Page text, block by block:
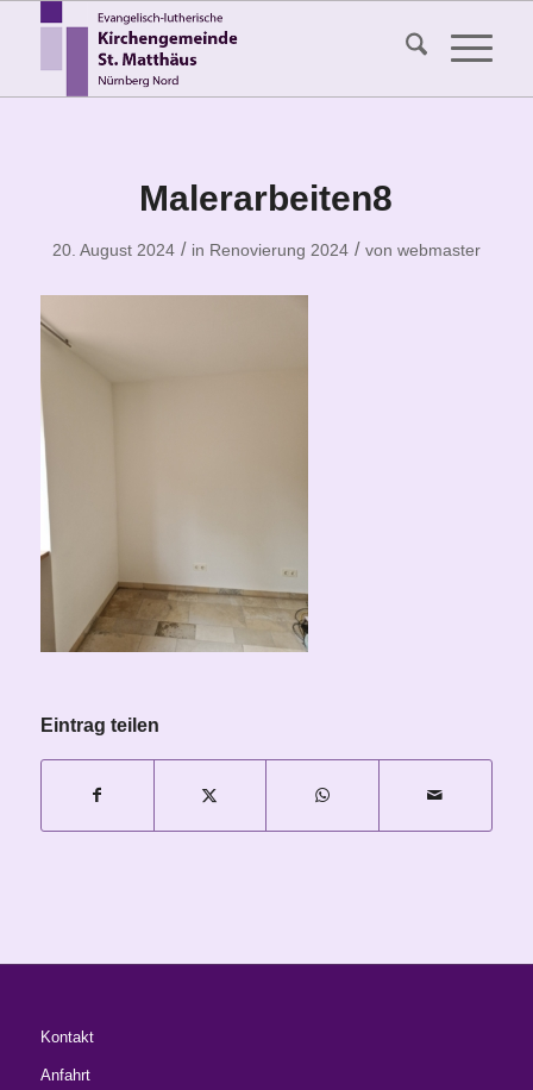
Malerarbeiten8
20. August 2024 / in Renovierung 2024 / von webmaster
Eintrag teilen
Kontakt
Anfahrt